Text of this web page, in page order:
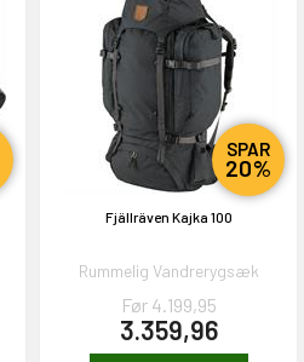
SPAR
20%
Fjällräven Kajka 100
Rummelig Vandrerygsæk
Før 4.199,95
3.359,96